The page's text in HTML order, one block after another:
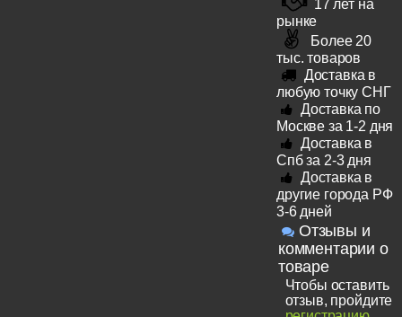
17 лет на
рынке
Более 20
тыс. товаров
Доставка в
любую точку СНГ
Доставка по
Москве за 1-2 дня
Доставка в
Спб за 2-3 дня
Доставка в
другие города РФ
3-6 дней
Отзывы и
комментарии о
товаре
Чтобы оставить
отзыв, пройдите